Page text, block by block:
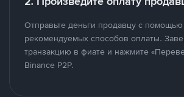
Отправьте деньги продавцу с помощью
рекомендуемых способов оплаты.
транзакцию в фиате и нажмите
Binance P2P.